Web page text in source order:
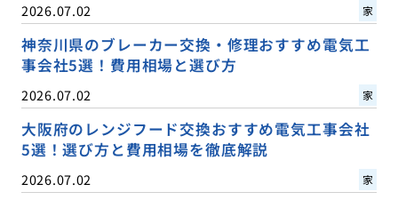
2026.07.02 家
神奈川県のブレーカー交換・修理おすすめ電気工
事会社5選！費用相場と選び方
2026.07.02 家
大阪府のレンジフード交換おすすめ電気工事会社
5選！選び方と費用相場を徹底解説
2026.07.02 家